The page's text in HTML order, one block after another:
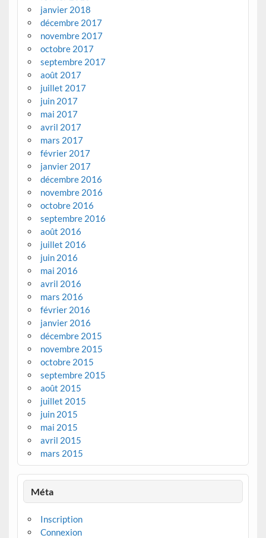
janvier 2018
décembre 2017
novembre 2017
octobre 2017
septembre 2017
août 2017
juillet 2017
juin 2017
mai 2017
avril 2017
mars 2017
février 2017
janvier 2017
décembre 2016
novembre 2016
octobre 2016
septembre 2016
août 2016
juillet 2016
juin 2016
mai 2016
avril 2016
mars 2016
février 2016
janvier 2016
décembre 2015
novembre 2015
octobre 2015
septembre 2015
août 2015
juillet 2015
juin 2015
mai 2015
avril 2015
mars 2015
Méta
Inscription
Connexion